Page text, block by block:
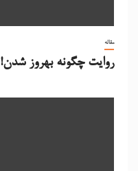
مقاله
روایت چگونه بهروز شدن!